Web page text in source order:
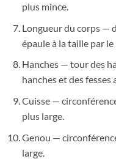
plus mince.
Longueur du corps —
épaule à la taille par le
Hanches — tour des
hanches et des
Cuisse —
plus large.
Genou —
large.